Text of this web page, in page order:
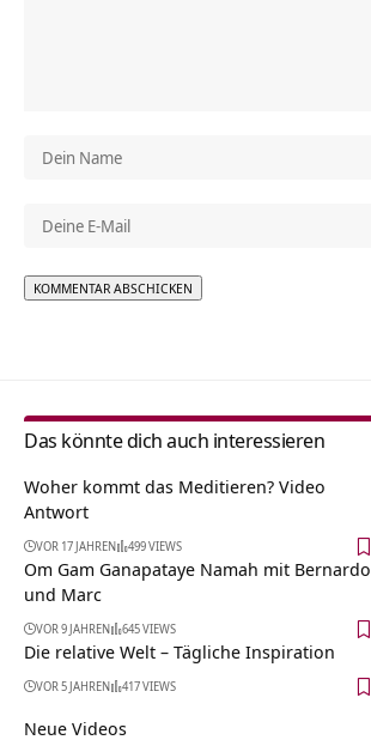
Das könnte dich auch interessieren
Woher kommt das Meditieren? Video
Antwort
VOR 17 JAHREN 499 VIEWS
Om Gam Ganapataye Namah mit Bernardo
und Marc
VOR 9 JAHREN 645 VIEWS
Die relative Welt – Tägliche Inspiration
VOR 5 JAHREN 417 VIEWS
Neue Videos